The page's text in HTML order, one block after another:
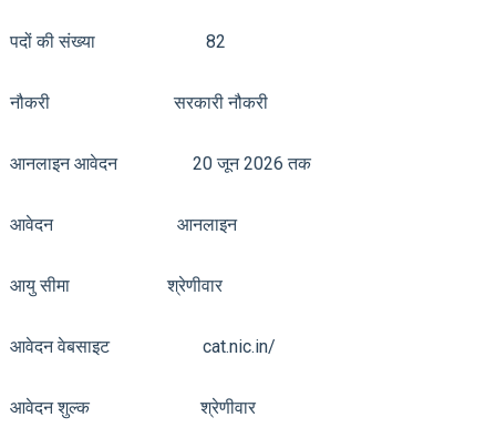
पदों की संख्या 82
नौकरी सरकारी नौकरी
आनलाइन आवेदन 20 जून 2026 तक
आवेदन आनलाइन
आयु सीमा श्रेणीवार
आवेदन वेबसाइट cat.nic.in/
आवेदन शुल्क श्रेणीवार